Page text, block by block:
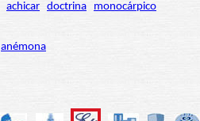
achicar doctrina monocárpico
anémona